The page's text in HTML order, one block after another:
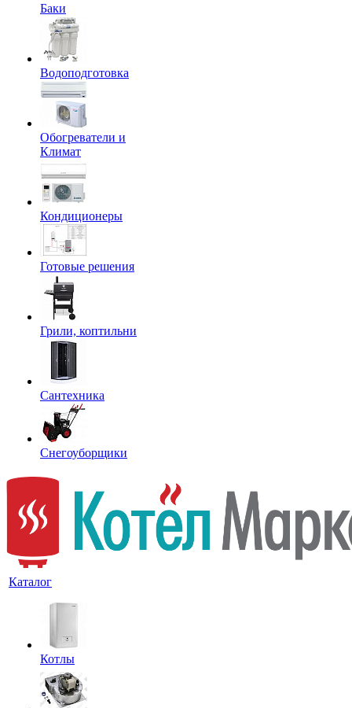
Баки
Водоподготовка
Обогреватели и
Климат
Кондиционеры
Готовые решения
Грили, коптильни
Сантехника
Снегоуборщики
Каталог
Котлы